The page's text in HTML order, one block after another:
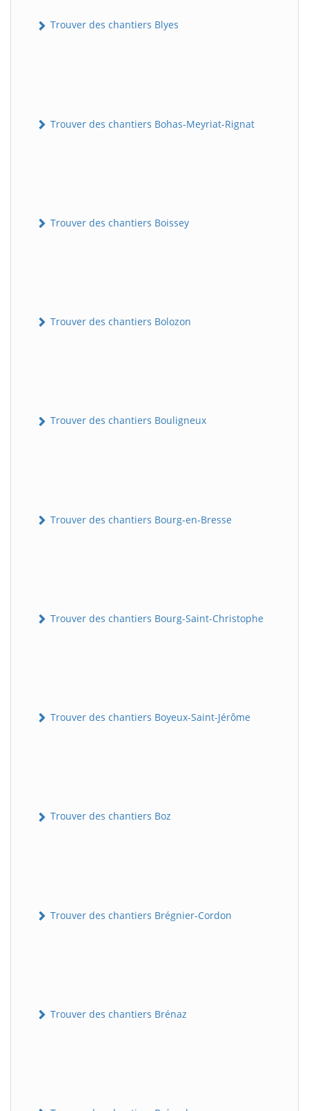
Trouver des chantiers Blyes
Trouver des chantiers Bohas-Meyriat-Rignat
Trouver des chantiers Boissey
Trouver des chantiers Bolozon
Trouver des chantiers Bouligneux
Trouver des chantiers Bourg-en-Bresse
Trouver des chantiers Bourg-Saint-Christophe
Trouver des chantiers Boyeux-Saint-Jérôme
Trouver des chantiers Boz
Trouver des chantiers Brégnier-Cordon
Trouver des chantiers Brénaz